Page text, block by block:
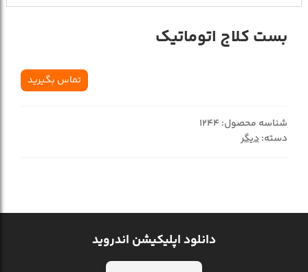
بست کلاج اتوماتيک
تماس بگیرید
شناسه محصول: 1244
دسته:دیگر
دانلود اپلیکیشن اندروید